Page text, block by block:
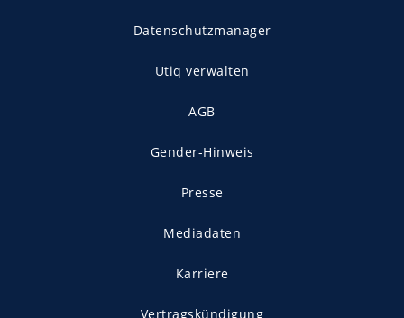
Datenschutzmanager
Utiq verwalten
AGB
Gender-Hinweis
Presse
Mediadaten
Karriere
Vertragskündigung